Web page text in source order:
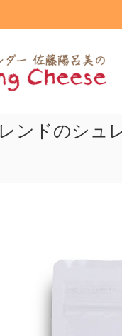
ンドのシ